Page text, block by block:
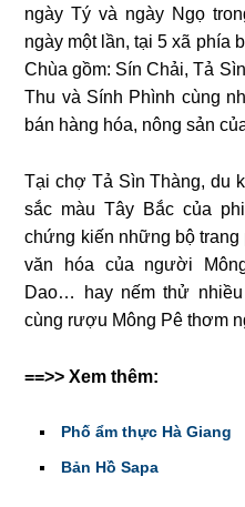
ngày Tý và ngày Ngọ
ngày một lần, tại 5 xã phía
Chùa gồm: Sín Chải, Tả
Thu và Sính Phình cùng
bán hàng hóa, nông sản
Tại chợ Tả Sìn Thàng, du
sắc màu Tây Bắc của
chứng kiến ​​những bộ trang
văn hóa của người
Dao… hay nếm thử
cùng rượu Mông Pê thơm
==>> Xem thêm:
Phố ẩm thực Hà Giang
Bản Hồ Sapa